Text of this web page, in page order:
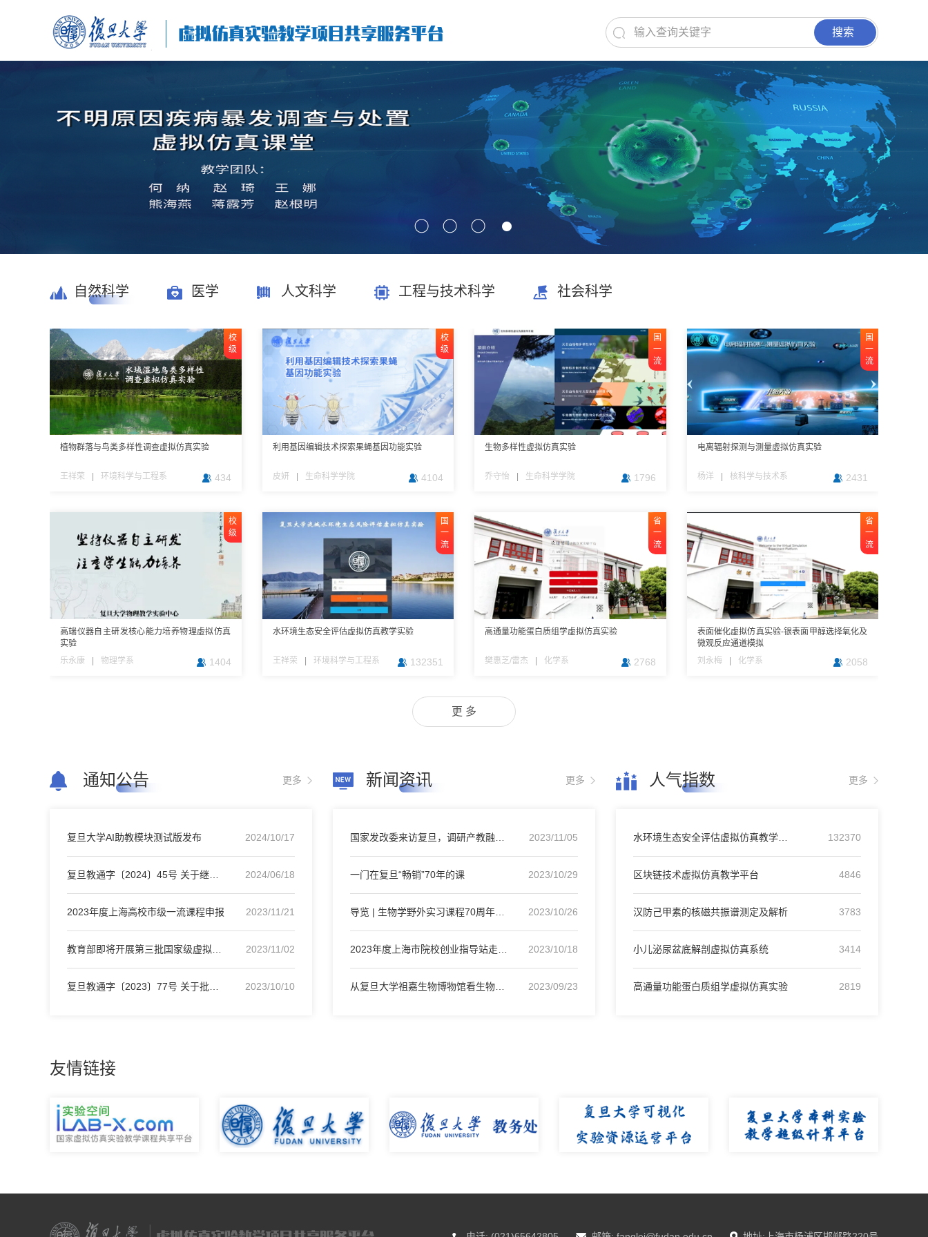
自然科学 医学 人文科学 工程与技术科学 社会科学
校
级
植物群落与鸟类多样性调查虚拟仿真实验
王祥荣 环境科学与工程系 434
校
级
利用基因编辑技术探索果蝇基因功能实验
皮妍 生命科学学院 4104
国
一
流
生物多样性虚拟仿真实验
乔守怡 生命科学学院 1796
国
一
流
电离辐射探测与测量虚拟仿真实验
杨洋 核科学与技术系 2431
校
级
高端仪器自主研发核心能力培养物理虚拟仿真
实验
乐永康
| 物理学系 1404
国
一
流
水环境生态安全评估虚拟仿真教学实验
王祥荣 | 环境科学与工程系 132351
省
一
流
高通量功能蛋白质组学虚拟仿真实验
樊惠芝/雷杰 | 化学系 2768
省
一
流
表面催化虚拟仿真实验-银表面甲醇选择氧化及
微观反应通道模拟
刘永梅
| 化学系 2058
更 多
自
建
乳腺癌石蜡切片HER2检测
刘颖 | 基础医学院 724
自
建
医学形态学基础课程实验教学平台
张丽红 | 基础医学院 1624
校
级
基于虚拟仿真系统的贴面修复临床诊疗理论与
钱玉梅
口腔医学院 493
校
级
基因组学-高通量测序实验与数据分析
刘贇 基础医学院 1617
校
级
呼吸系统疾病基础整合虚拟仿真实验
刘琼 | 基础医学院 1137
校
级
医学组织透明化技术
冯异 | 基础医学院 2215
自
建
微生物学显微形态虚拟仿真实验教学系统
张俊琪 | 基础医学院 473
自
建
寄生虫学显微形态虚拟仿真实验教学系统
冯萌 | 基础医学院 502
校
级
“人与自然”主题数字公益广告与人类文明新形
张殿元
新闻学院 1048
国
一
流
不可移动文物展示设计虚拟仿真实验
柴秋霞 | 文物与博物馆学系 1041
校
级
现当代艺术现场虚拟仿真
赵阳 | 艺术教育中心 1217
校
级
——
明
年
建
成
旅游资源增强现实（AR）技术展示实验教学
巴兆祥 | 旅游学系 1635
校
级
——
演播室规划与设计
周笑 | 新闻学院 1064
校
级
离子阱量子精密测量虚拟仿真实验
屠秉晟 核科学与技术系 1090
校
级
工业废水处理与资源化虚拟仿真实验
安东 环境科学与工程系 1116
国
一
流
人工智能在自动驾驶中的应用虚拟仿真实验
胡波 | 信息科学与工程学院 1459
校
级
光纤智能感知技术虚拟仿真综合实验
吴红艳 | 材料科学系 346
校
级
基于混合现实的质子重离子治疗装置的虚拟仿
真实验
杨洋
| 核科学与技术系 153
校
级
材料微纳加工—聚焦离子束操作虚拟仿真实验
宋云 | 材料科学系 319
校
级
材料力学基本性能虚拟测试及应用结构设计仿
王珺
| 材料科学系 931
校
级
基于虚拟网络的入侵检测虚拟仿真综合实验
（校内访问）
徐迎晓
| 计算机科学技术学院 446
校
级
公共事业管理决策虚拟仿真实验平台
周凌一 国际关系与公共事务学院 1159
省
一
流
航班紧急恢复可视化虚拟仿真实验系统
张诚 管理学院 829
省
一
流
基于算法场景矩阵的融媒体虚拟仿真实验教学
潘霁
| 新闻学院 1265
校
级
保险公司经营沙盘模拟仿真实验
许闲 经济学院 1083
校
级
心理学虚拟仿真项目
朱磊 | 社会学院 529
省
一
流
省域增值税收入和负担分布及转移虚拟仿真实
杜莉
| 经济学院 2073
校
级
——
明
年
建
成
道德悖论虚拟仿真思想实验
林俊宇 | 科技伦理与人类未来研究院
校
级
——
明
建
成
澜沧江—湄公河合作2.0时代下陆海贸易新通道
建设虚拟仿真实验...
张励
| 一带一路及全球治理研究院 1049
通知公告 更多
复旦大学AI助教模块测试版发布 2024/10/17
2024/06/18
2023年度上海高校市级一流课程申报 2023/11/21
2023/11/02
2023/10/10
新闻资讯 更多
2023/11/05
一门在复旦“畅销”70年的课 2023/10/29
2023/10/26
2023/10/18
2023/09/23
人气指数 更多
132370
区块链技术虚拟仿真教学平台 4846
汉防己甲素的核磁共振谱测定及解析 3783
小儿泌尿盆底解剖虚拟仿真系统 3414
高通量功能蛋白质组学虚拟仿真实验 2819
友情链接